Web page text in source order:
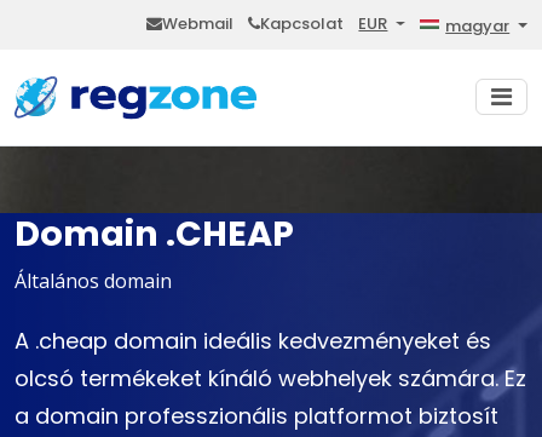
Webmail Kapcsolat EUR magyar
Domain .CHEAP
Általános domain
A .cheap domain ideális kedvezményeket és
olcsó termékeket kínáló webhelyek számára. Ez
a domain professzionális platformot biztosít